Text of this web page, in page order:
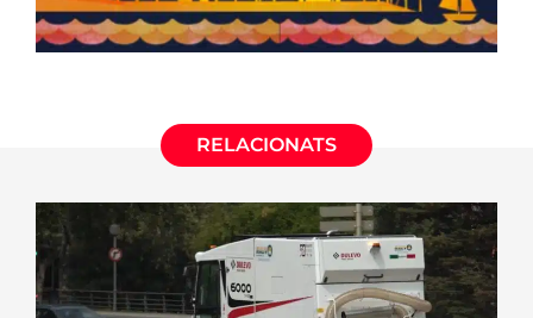
RELACIONATS